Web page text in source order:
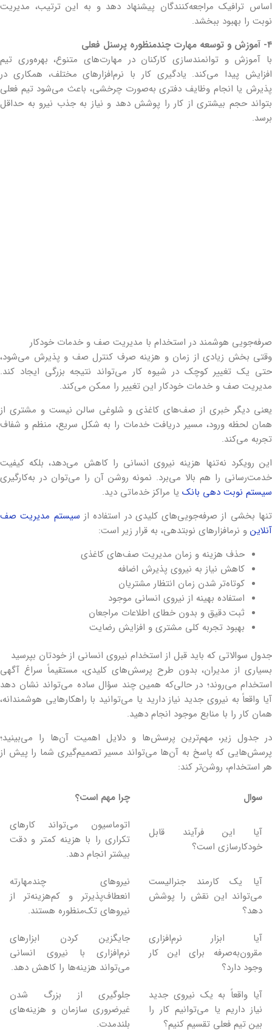
اساس ترافیک مراجعه‌کنندگان پیشنهاد دهد و به این ترتیب، مدیریت
نوبت را بهبود ببخشد.
۴- آموزش و توسعه مهارت چندمنظوره پرسنل فعلی
با آموزش و توانمندسازی کارکنان در مهارت‌های متنوع، بهره‌وری تیم
افزایش پیدا می‌کند. یادگیری کار با نرم‌افزارهای مختلف، همکاری در
پذیرش یا انجام وظایف دفتری به‌صورت چرخشی، باعث می‌شود تیم فعلی
بتواند حجم بیشتری از کار را پوشش دهد و نیاز به جذب نیرو به حداقل
برسد.
صرفه‌جویی هوشمند در استخدام با مدیریت صف و خدمات خودکار
وقتی بخش زیادی از زمان و هزینه صرف کنترل صف و پذیرش می‌شود،
حتی یک تغییر کوچک در شیوه کار می‌تواند نتیجه بزرگی ایجاد کند.
مدیریت صف و خدمات خودکار این تغییر را ممکن می‌کند.
یعنی دیگر خبری از صف‌های کاغذی و شلوغی سالن نیست و مشتری از
همان لحظه ورود، مسیر دریافت خدمات را به شکل سریع، منظم و شفاف
تجربه می‌کند.
این رویکرد نه‌تنها هزینه نیروی انسانی را کاهش می‌دهد، بلکه کیفیت
خدمت‌رسانی را هم بالا می‌برد. نمونه روشن آن را می‌توان در به‌کارگیری
سیستم نوبت دهی بانک یا مراکز خدماتی دید.
تنها بخشی از صرفه‌جویی‌های کلیدی در استفاده از سیستم مدیریت صف
آنلاین و نرم‎افزارهای نوبت‎دهی، به قرار زیر است:
حذف هزینه و زمان مدیریت صف‌های کاغذی
کاهش نیاز به نیروی پذیرش اضافه
کوتاه‌تر شدن زمان انتظار مشتریان
استفاده بهینه از نیروی انسانی موجود
ثبت دقیق و بدون خطای اطلاعات مراجعان
بهبود تجربه کلی مشتری و افزایش رضایت
جدول سوالاتی که باید قبل از استخدام نیروی انسانی از خودتان بپرسید
بسیاری از مدیران، بدون طرح پرسش‌های کلیدی، مستقیماً سراغ آگهی
استخدام می‌روند؛ در حالی‌که همین چند سؤال ساده می‌تواند نشان دهد
آیا واقعاً به نیروی جدید نیاز دارید یا می‌توانید با راهکارهایی هوشمندانه،
همان کار را با منابع موجود انجام دهید.
در جدول زیر، مهم‌ترین پرسش‌ها و دلایل اهمیت آن‌ها را می‌بینید؛
پرسش‌هایی که پاسخ به آن‌ها می‌تواند مسیر تصمیم‌گیری شما را پیش از
هر استخدام، روشن‌تر کند:
سوال چرا مهم است؟
آیا این فرآیند قابل
خودکارسازی است؟
اتوماسیون می‌تواند کارهای
تکراری را با هزینه کمتر و دقت
بیشتر انجام دهد.
آیا یک کارمند جنرالیست
می‌تواند این نقش را پوشش
دهد؟
نیروهای چندمهارته
انعطاف‌پذیرتر و کم‌هزینه‌تر از
نیروهای تک‌منظوره هستند.
آیا ابزار نرم‌افزاری
مقرون‌به‌صرفه برای این کار
وجود دارد؟
جایگزین کردن ابزارهای
نرم‌افزاری با نیروی انسانی
می‌تواند هزینه‌ها را کاهش دهد.
آیا واقعاً به یک نیروی جدید
نیاز داریم یا می‌توانیم کار را
بین تیم فعلی تقسیم کنیم؟
جلوگیری از بزرگ شدن
غیرضروری سازمان و هزینه‌های
بلندمدت.